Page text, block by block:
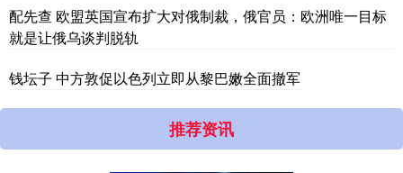
配先查 欧盟英国宣布扩大对俄制裁，俄官员：欧洲唯一目标
就是让俄乌谈判脱轨
钱坛子 中方敦促以色列立即从黎巴嫩全面撤军
推荐资讯